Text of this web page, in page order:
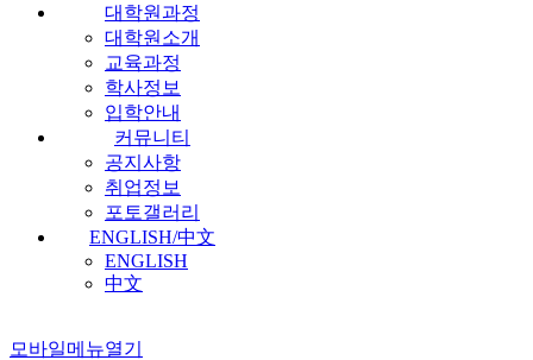
대학원과정
대학원소개
교육과정
학사정보
입학안내
커뮤니티
공지사항
취업정보
포토갤러리
ENGLISH/中文
ENGLISH
中文
모바일메뉴열기